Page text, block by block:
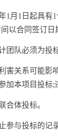
1日起具有1
以合同签订
队必须为投标
关系可能影响
加本项目投标;
体投标。
与投标的记录